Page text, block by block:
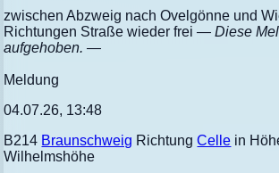
zwischen Abzweig nach Ovelgönne und
Richtungen Straße wieder frei— Diese
aufgehoben. —
Meldung
04.07.26, 13:48
B214 Braunschweig RichtungCelle in
Wilhelmshöhe